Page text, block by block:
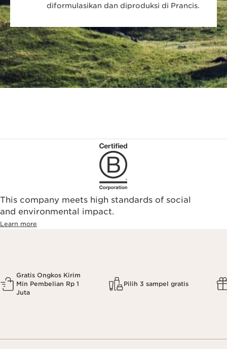
diformulasikan dan diproduksi di Prancis.
This company meets high standards of social
and environmental impact.
Learn more
Gratis Ongkos Kirim
Min Pembelian Rp 1
Juta
Pilih 3 sampel gratis